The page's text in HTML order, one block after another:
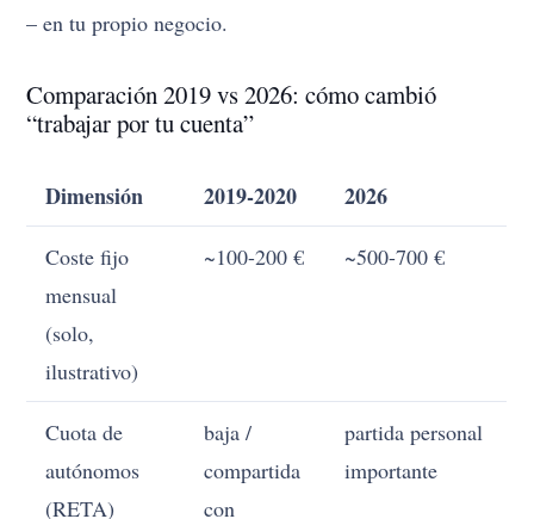
– en tu propio negocio.
Comparación 2019 vs 2026: cómo cambió
“trabajar por tu cuenta”
Dimensión 2019-2020 2026
Coste fijo
mensual
(solo,
ilustrativo)
~100-200 € ~500-700 €
Cuota de
autónomos
(RETA)
baja /
compartida
con
partida personal
importante